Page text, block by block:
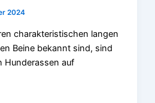
2024
charakteristischen langen
Beine bekannt sind, sind
Hunderassen auf